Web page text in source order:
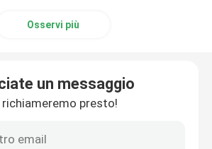
Osservi più
un messaggio
richiameremo presto!